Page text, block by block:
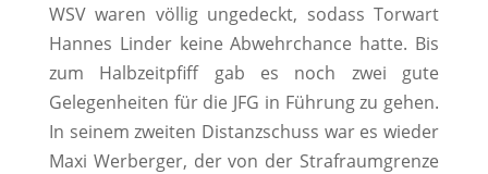
WSV waren völlig ungedeckt, sodass Torwart
Hannes Linder keine Abwehrchance hatte. Bis
zum Halbzeitpfiff gab es noch zwei gute
Gelegenheiten für die JFG in Führung zu gehen.
In seinem zweiten Distanzschuss war es wieder
Maxi Werberger, der von der Strafraumgrenze